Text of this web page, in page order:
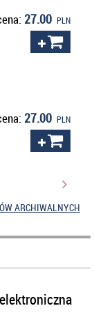
27.00 PLN
27.00 PLN
ARCHIWALNYCH